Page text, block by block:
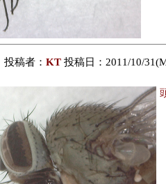
投稿者： KT 投稿日：2011/10/